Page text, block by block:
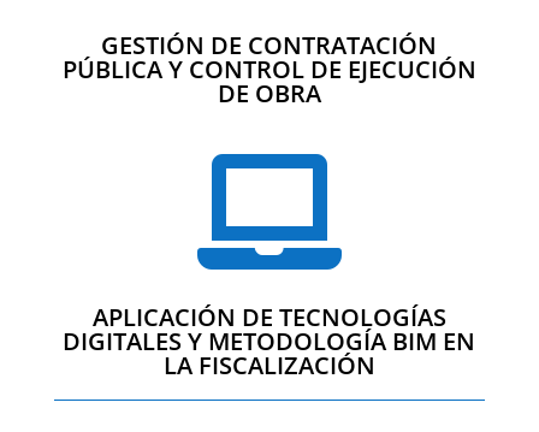
GESTIÓN DE CONTRATACIÓN
PÚBLICA Y CONTROL DE EJECUCIÓN
DE OBRA

APLICACIÓN DE TECNOLOGÍAS
DIGITALES Y METODOLOGÍA BIM EN
LA FISCALIZACIÓN